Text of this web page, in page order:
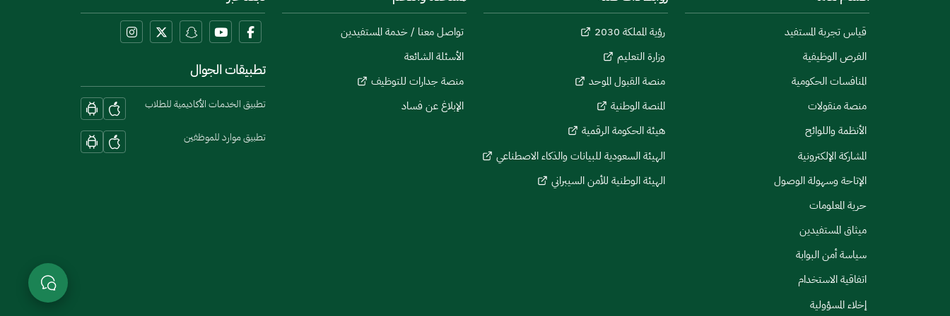
قياس تجربة المستفيد
الفرص الوظيفية
المنافسات الحكومية
منصة منقولات
الأنظمة واللوائح
المشاركة الإلكترونية
الإتاحة وسهولة الوصول
حرية المعلومات
ميثاق المستفيدين
سياسة أمن البوابة
اتفاقية الاستخدام
إخلاء المسؤولية
رؤية المملكة 2030
وزارة التعليم
منصة القبول الموحد
المنصة الوطنية
هيئة الحكومة الرقمية
الهيئة السعودية للبيانات والذكاء الاصطناعي
الهيئة الوطنية للأمن السيبراني
تواصل معنا / خدمة المستفيدين
الأسئلة الشائعة
منصة جدارات للتوظيف
الإبلاغ عن فساد
تطبيقات الجوال
تطبيق الخدمات الأكاديمية للطلاب
تطبيق موارد للموظفين